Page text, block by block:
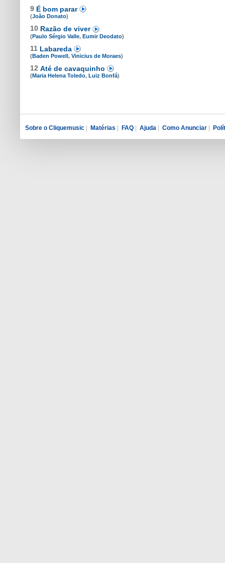
9 É bom parar
(João Donato)
10 Razão de viver
(Paulo Sérgio Valle, Eumir Deodato)
11 Labareda
(Baden Powell, Vinicius de Moraes)
12 Até de cavaquinho
(Maria Helena Toledo, Luiz Bonfá)
Sobre o Cliquemusic Matérias FAQ Ajuda Como Anunciar